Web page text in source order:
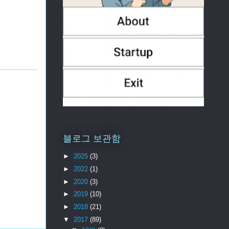
블로그 보관함
► 2025 (3)
► 2022 (1)
► 2020 (3)
► 2019 (10)
► 2018 (21)
▼ 2017 (89)